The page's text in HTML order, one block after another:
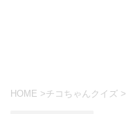
HOME >チコちゃんクイズ >